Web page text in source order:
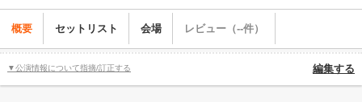
概要 セットリスト 会場 レビュー（--件）
▼公演情報について指摘/訂正する 編集する